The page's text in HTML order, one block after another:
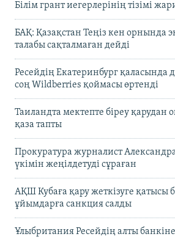
Білім грант иегерлерінің тізімі
БАҚ: Қазақстан Теңіз кен орнында
талабы сақталмаған дейді
Ресейдің Екатеринбург
соң Wildberries қоймасы өртенді
Таиландта мектепте біреу қарудан
қаза тапты
Прокуратура журналист
үкімін жеңілдетуді сұраған
АҚШ Кубаға қару жеткізуге қатысы
ұйымдарға санкция салды
Ұлыбритания Ресейдің алты